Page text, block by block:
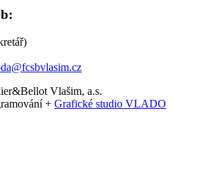
Vlašim, a.s.
+ Grafické studio VLADO